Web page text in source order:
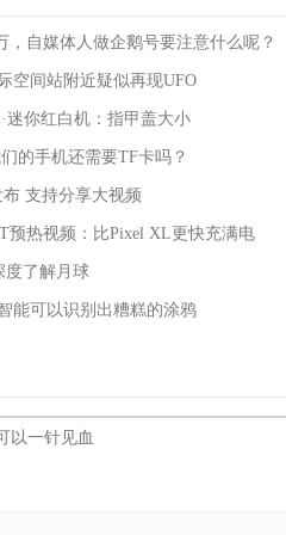
，自媒体人做企鹅号要注意什么呢？
空间站附近疑似再现UFO
迷你红白机：指甲盖大小
的手机还需要TF卡吗？
布 支持分享大视频
预热视频：比Pixel XL更快充满电
度了解月球
能可以识别出糟糕的涂鸦